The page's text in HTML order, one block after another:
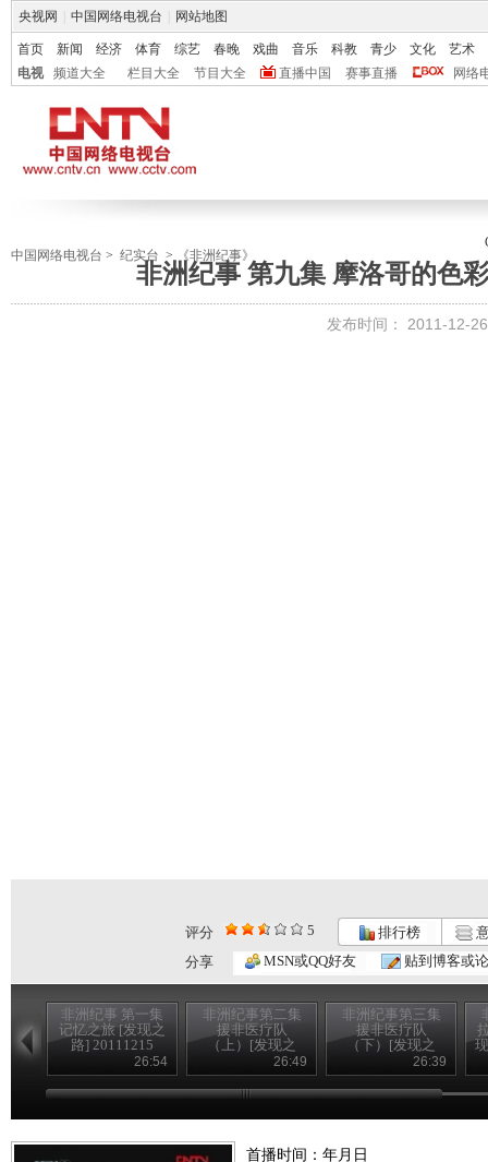
央视网 中国网络电视台 网站地图
首页 新闻 经济 体育 综艺 春晚 戏曲 音乐 科教 青少 文化
艺术
电视
频道大全 栏目大全 节目大全 直播中国 赛事直播 网络
中国网络电视台 > 纪实台 > 《非洲纪事》
非洲纪事 第九集 摩洛哥的色
发布时间： 2011-12-
评分 5 排行榜
分享
MSN或QQ好友 贴到博客或
非洲纪事 第一集
记忆之旅 [发现之
路] 20111215
26:54
非洲纪事第二集
援非医疗队
（上）[发现之
路]2011121626:49
非洲纪事第三集
援非医疗队
（下）[发现之
路]2011121726:39
首播时间：年月日